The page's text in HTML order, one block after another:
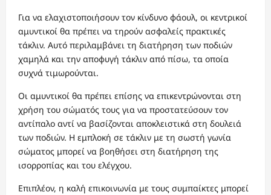
Για να ελαχιστοποιήσουν τον κίνδυνο φάουλ, οι κεντρικοί
αμυντικοί θα πρέπει να τηρούν ασφαλείς πρακτικές
τάκλιν. Αυτό περιλαμβάνει τη διατήρηση των ποδιών
χαμηλά και την αποφυγή τάκλιν από πίσω, τα οποία
συχνά τιμωρούνται.
Οι αμυντικοί θα πρέπει επίσης να επικεντρώνονται στη
χρήση του σώματός τους για να προστατεύσουν τον
αντίπαλο αντί να βασίζονται αποκλειστικά στη δουλειά
των ποδιών. Η εμπλοκή σε τάκλιν με τη σωστή γωνία
σώματος μπορεί να βοηθήσει στη διατήρηση της
ισορροπίας και του ελέγχου.
Επιπλέον, η καλή επικοινωνία με τους συμπαίκτες μπορεί